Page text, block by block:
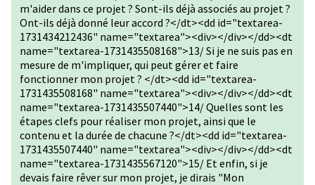
m'aider dans ce projet ? Sont-ils déjà associés au projet ?
Ont-ils déjà donné leur accord ?</dt><dd id="textarea-
1731434212436" name="textarea"><div></div></dd><dt
name="textarea-1731435508168">13/ Si je ne suis pas en
mesure de m'impliquer, qui peut gérer et faire
fonctionner mon projet ? </dt><dd id="textarea-
1731435508168" name="textarea"><div></div></dd><dt
name="textarea-1731435507440">14/ Quelles sont les
étapes clefs pour réaliser mon projet, ainsi que le
contenu et la durée de chacune ?</dt><dd id="textarea-
1731435507440" name="textarea"><div></div></dd><dt
name="textarea-1731435567120">15/ Et enfin, si je
devais faire rêver sur mon projet, je dirais "Mon